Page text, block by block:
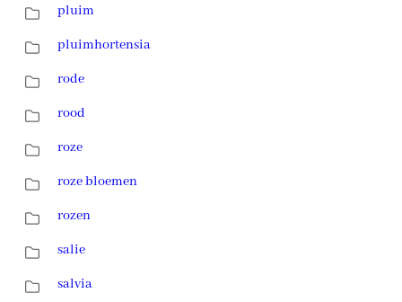
pluim
pluimhortensia
rode
rood
roze
roze bloemen
rozen
salie
salvia